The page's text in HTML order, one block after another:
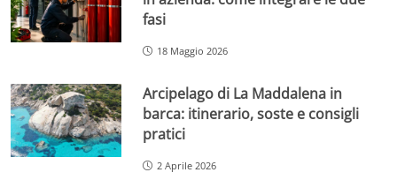
fasi
18 Maggio 2026
Arcipelago di La Maddalena in
barca: itinerario, soste e consigli
pratici
2 Aprile 2026